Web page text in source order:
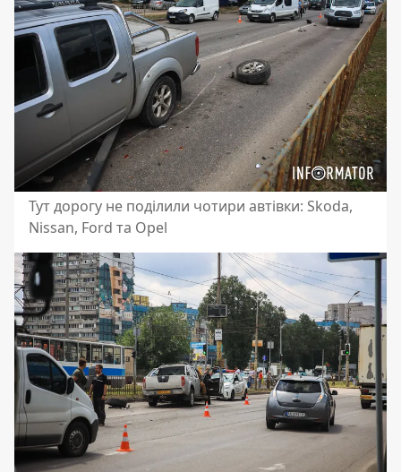
Тут дорогу не поділили чотири автівки: Skoda,
Nissan, Ford та Opel